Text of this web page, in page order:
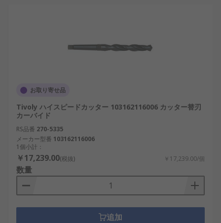
又は3回往復させてください。
お取り寄せ品
Tivoly ハイスピードカッター 103162116006 カッター替刃
カーバイド
RS品番 270-5335
メーカー型番 103162116006
1個小計：
￥17,239.00(税抜) ￥17,239.00/個
数量
追加